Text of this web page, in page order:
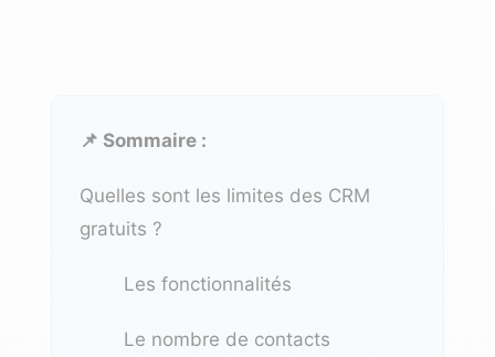
📌 Sommaire :
Quelles sont les limites des CRM
gratuits ?
Les fonctionnalités
Le nombre de contacts